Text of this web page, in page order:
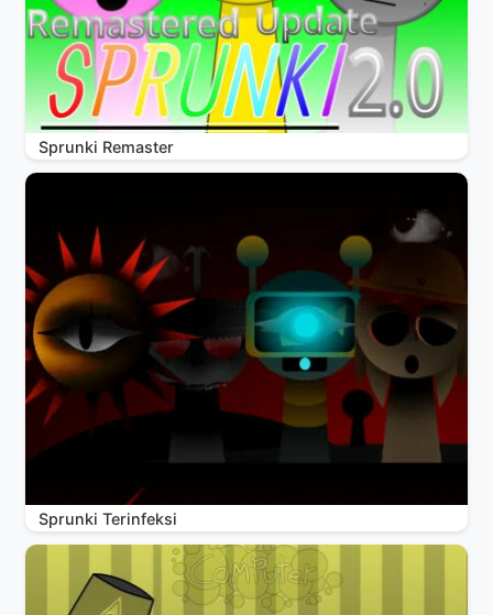
Sprunki Remaster
Sprunki Terinfeksi